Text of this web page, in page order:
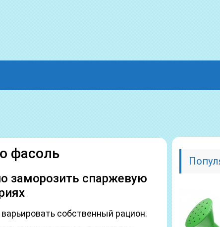
фасоль
заморозить спаржевую
собственный рацион.